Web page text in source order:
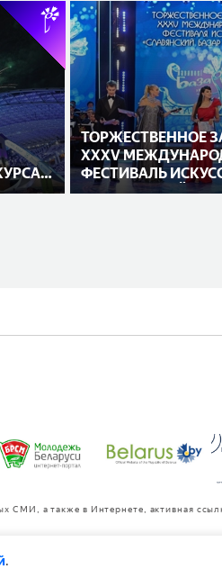
ТОРЖЕСТВЕННОЕ
XXXV
ФЕСТИВАЛЬ
«СЛАВЯНСКИЙ
.
СМИ, а также в Интернете, активная